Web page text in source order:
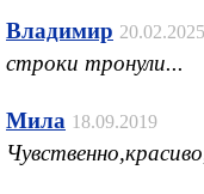
Владимир 20.02.2025
строки тронули...
Мила 18.09.2019